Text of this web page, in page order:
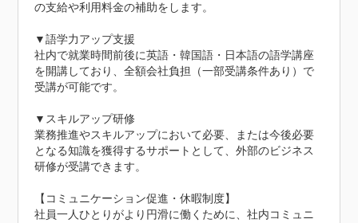
の支給や利用料金の補助をします。
▼語学力アップ支援
社内で就業時間前後に英語・韓国語・日本語の語学講座
を開講しており、全額会社負担（一部受講条件あり）で
受講が可能です。
▼スキルアップ研修
業務推進やスキルアップにおいて必要、または今後必要
となる知識を獲得するサポートとして、外部のビジネス
研修が受講できます。
【コミュニケーション促進・休暇制度】
社員一人ひとりがより円滑に働くために、社内コミュニ